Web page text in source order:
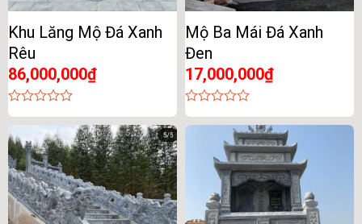
Khu Lăng Mộ Đá Xanh
Rêu
86,000,000₫
0
of
5
Mộ Ba Mái Đá Xanh
Đen
17,000,000₫
0
out